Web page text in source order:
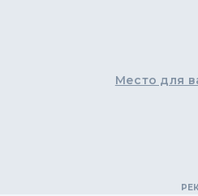
Место для